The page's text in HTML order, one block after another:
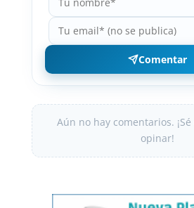
Comentar
Aún no hay comentarios.
opinar!